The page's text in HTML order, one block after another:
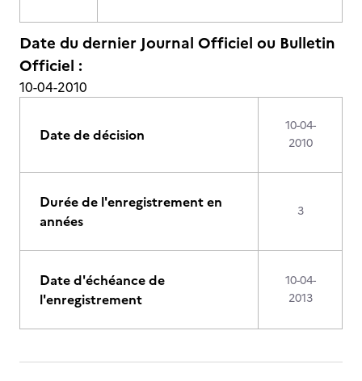
Date du dernier Journal Officiel ou Bulletin
Officiel :
10-04-2010
Date de décision
10-04-
2010
Durée de l'enregistrement en
années
3
Date d'échéance de
l'enregistrement
10-04-
2013